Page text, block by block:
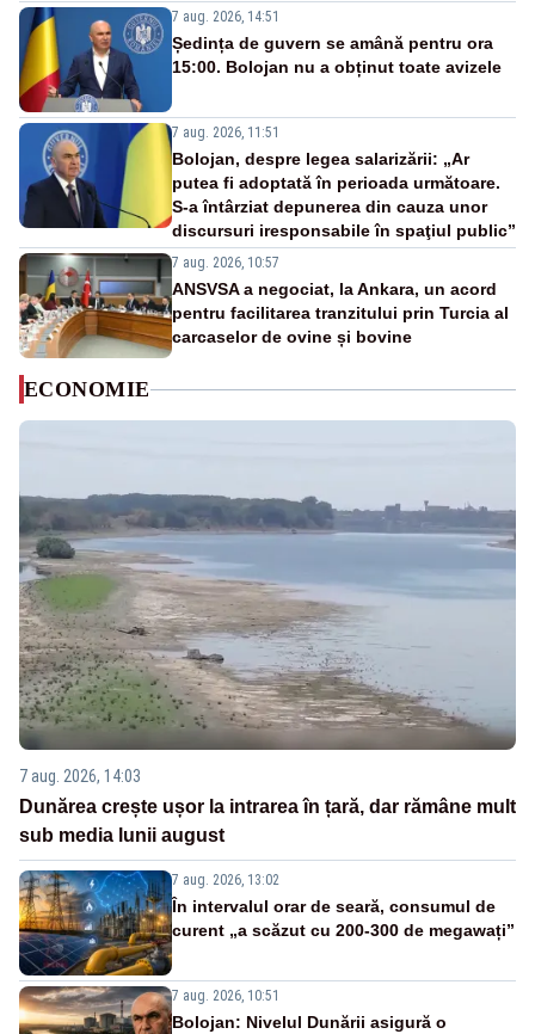
7 aug. 2026, 14:51
Ședința de guvern se amână pentru ora
15:00. Bolojan nu a obținut toate avizele
7 aug. 2026, 11:51
Bolojan, despre legea salarizării: „Ar
putea fi adoptată în perioada următoare.
S-a întârziat depunerea din cauza unor
discursuri iresponsabile în spaţiul public”
7 aug. 2026, 10:57
ANSVSA a negociat, la Ankara, un acord
pentru facilitarea tranzitului prin Turcia al
carcaselor de ovine și bovine
ECONOMIE
7 aug. 2026, 14:03
Dunărea crește ușor la intrarea în țară, dar rămâne mult
sub media lunii august
7 aug. 2026, 13:02
În intervalul orar de seară, consumul de
curent „a scăzut cu 200-300 de megawați”
7 aug. 2026, 10:51
Bolojan: Nivelul Dunării asigură o